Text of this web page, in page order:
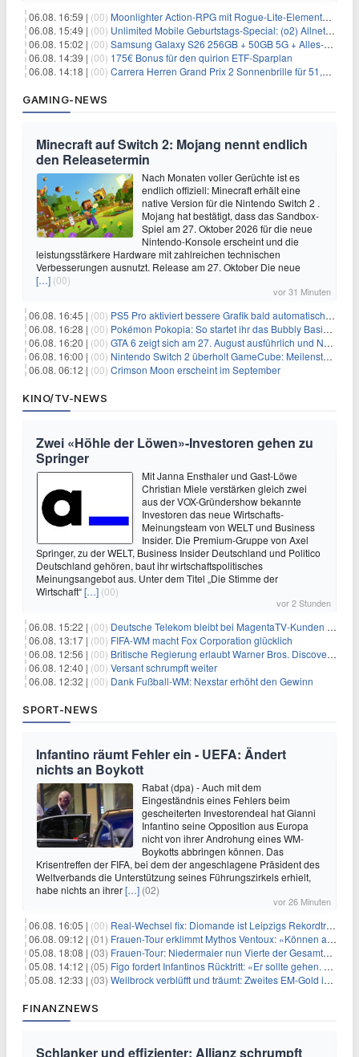
06.08. 16:59 | (00) Moonlighter Action-RPG mit Rogue-Lite-Elementen kostenlos bei Steam
06.08. 15:49 | (00) Unlimited Mobile Geburtstags-Special: (o2) Allnet-Flats ab 14,99€/Monat
06.08. 15:02 | (00) Samsung Galaxy S26 256GB + 50GB 5G + Alles-Flat im Vodafone-Netz für 19,99€/Monat – eff. 0,20€/Monat
06.08. 14:39 | (00) 175€ Bonus für den quirion ETF-Sparplan
06.08. 14:18 | (00) Carrera Herren Grand Prix 2 Sonnenbrille für 51,55€
GAMING-NEWS
Minecraft auf Switch 2: Mojang nennt endlich
den Releasetermin
Nach Monaten voller Gerüchte ist es
endlich offiziell: Minecraft erhält eine
native Version für die Nintendo Switch 2 .
Mojang hat bestätigt, dass das Sandbox-
Spiel am 27. Oktober 2026 für die neue
Nintendo-Konsole erscheint und die
leistungsstärkere Hardware mit zahlreichen technischen
Verbesserungen ausnutzt. Release am 27. Oktober Die neue
[…] (00)
vor 31 Minuten
06.08. 16:45 | (00) PS5 Pro aktiviert bessere Grafik bald automatisch, aber das Update ist kleiner als gedacht
06.08. 16:28 | (00) Pokémon Pokopia: So startet ihr das Bubbly Basin-DLC
06.08. 16:20 | (00) GTA 6 zeigt sich am 27. August ausführlich und Netflix bekommt sechs Stunden Vorsprung
06.08. 16:00 | (00) Nintendo Switch 2 überholt GameCube: Meilenstein schon nach kurzer Zeit erreicht
06.08. 06:12 | (00) Crimson Moon erscheint im September
KINO/TV-NEWS
Zwei «Höhle der Löwen»-Investoren gehen zu
Springer
Mit Janna Ensthaler und Gast-Löwe
Christian Miele verstärken gleich zwei
aus der VOX-Gründershow bekannte
Investoren das neue Wirtschafts-
Meinungsteam von WELT und Business
Insider. Die Premium-Gruppe von Axel
Springer, zu der WELT, Business Insider Deutschland und Politico
Deutschland gehören, baut ihr wirtschaftspolitisches
Meinungsangebot aus. Unter dem Titel „Die Stimme der
Wirtschaft“[…] (00)
vor 2 Stunden
06.08. 15:22 | (00) Deutsche Telekom bleibt bei MagentaTV-Kunden vage
06.08. 13:17 | (00) FIFA-WM macht Fox Corporation glücklich
06.08. 12:56 | (00) Britische Regierung erlaubt Warner Bros. Discovery-Übernahme
06.08. 12:40 | (00) Versant schrumpft weiter
06.08. 12:32 | (00) Dank Fußball-WM: Nexstar erhöht den Gewinn
SPORT-NEWS
Infantino räumt Fehler ein - UEFA: Ändert
nichts an Boykott
Rabat (dpa) - Auch mit dem
Eingeständnis eines Fehlers beim
gescheiterten Investorendeal hat Gianni
Infantino seine Opposition aus Europa
nicht von ihrer Androhung eines WM-
Boykotts abbringen können. Das
Krisentreffen der FIFA, bei dem der angeschlagene Präsident des
Weltverbands die Unterstützung seines Führungszirkels erhielt,
habe nichts an ihrer[…] (02)
vor 26 Minuten
06.08. 16:05 | (00) Real-Wechsel fix: Diomande ist Leipzigs Rekordtransfer
06.08. 09:12 | (01) Frauen-Tour erklimmt Mythos Ventoux: «Können alles schaffen»
05.08. 18:08 | (03) Frauen-Tour: Niedermaier nun Vierte der Gesamtwertung
05.08. 14:12 | (05) Figo fordert Infantinos Rücktritt: «Er sollte gehen. Jetzt»
05.08. 12:33 | (03) Wellbrock verblüfft und träumt: Zweites EM-Gold in Paris
FINANZNEWS
Schlanker und effizienter: Allianz schrumpft